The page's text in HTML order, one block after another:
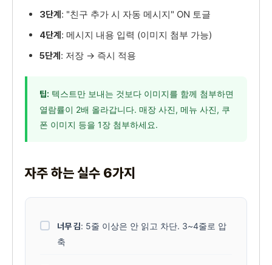
3단계 : "친구 추가 시 자동 메시지" ON 토글
4단계 : 메시지 내용 입력 (이미지 첨부 가능)
5단계 : 저장 → 즉시 적용
팁: 텍스트만 보내는 것보다 이미지를 함께 첨부하면
열람률이 2배 올라갑니다. 매장 사진, 메뉴 사진, 쿠
폰 이미지 등을 1장 첨부하세요.
자주 하는 실수 6가지
너무 김: 5줄 이상은 안 읽고 차단. 3~4줄로 압
축